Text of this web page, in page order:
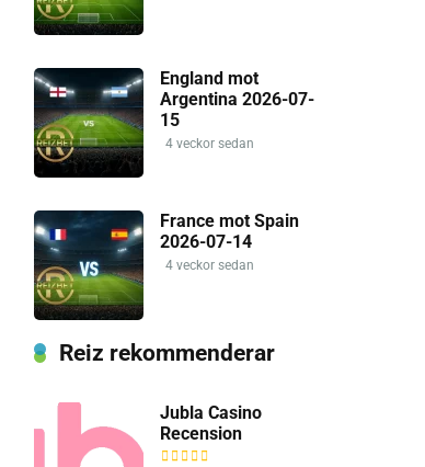
England mot
Argentina 2026-07-
15
4 veckor sedan
France mot Spain
2026-07-14
4 veckor sedan
Reiz rekommenderar
Jubla Casino
Recension